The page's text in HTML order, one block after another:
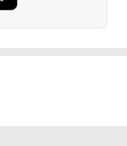
F100
VA ノングレア 非